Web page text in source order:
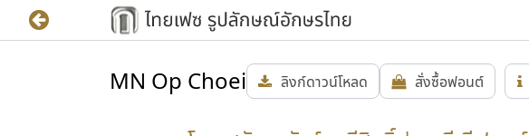
MN Op Choei ลิงก์ดาวน์โหลด สั่งซื้อฟอนต์